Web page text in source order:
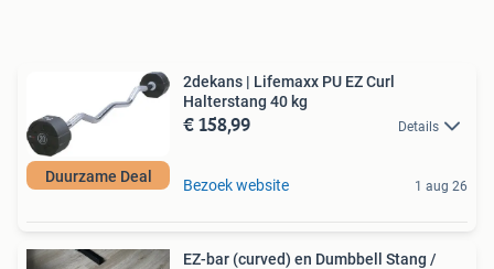
Duurzame Deal
2dekans | Lifemaxx PU EZ Curl
Halterstang 40 kg
€ 158,99 Details
Bezoek website 1 aug 26
EZ-bar (curved) en Dumbbell Stang /